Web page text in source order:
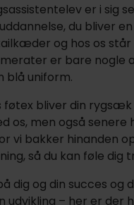
er i sig
du bliver
og hos os
er bare nogle
blå uniform.
føtex bliver din
os, men også
vi bakker hinanden
så du kan føle dig
dig og din succes
– her er der